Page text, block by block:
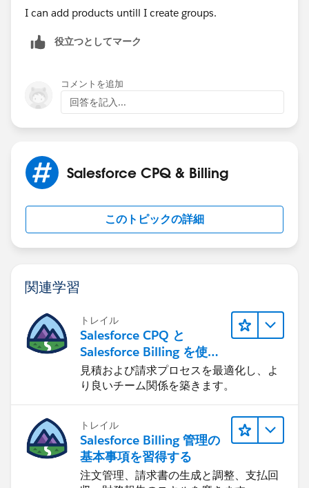
I can add products untill I create groups.
役立つとしてマーク
コメントを追加
回答を記入...
Salesforce CPQ & Billing
このトピックの詳細
関連学習
トレイル
Salesforce CPQ と
Salesforce Billing を使用
したリード-to-キャッシュ
見積および請求プロセスを最適化し、よ
り良いチーム関係を築きます。
トレイル
Salesforce Billing 管理の
基本事項を習得する
注文管理、請求書の生成と調整、支払回